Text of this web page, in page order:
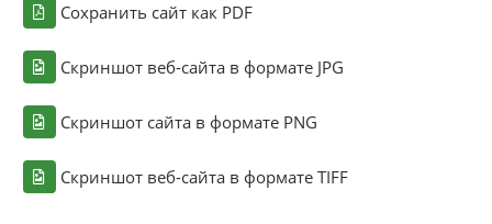
Сохранить сайт как PDF
Скриншот веб-сайта в формате JPG
Скриншот сайта в формате PNG
Скриншот веб-сайта в формате TIFF